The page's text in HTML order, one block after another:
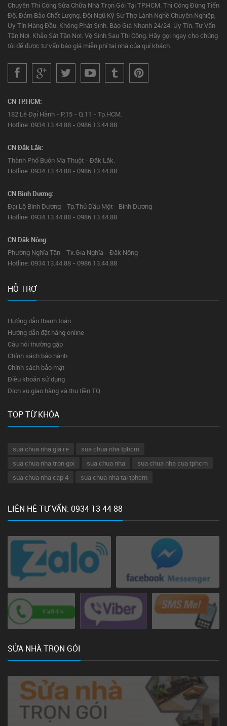
Chuyên Thi Công Sửa Chữa Nhà Trọn Gói Tại TP.HCM. Thi Công Đúng Tiến
Độ. Đảm Bảo Chất Lượng. Đội Ngũ Kỹ Sư Thợ Lành Nghề Chuyên Nghiệp,
Uy Tín Hàng Đầu. Không Phát Sinh. Báo Giá Nhanh 24/24. Uy Tín. Tư Vấn
Tận Nơi. Khảo Sát Tận Nơi. Vệ Sinh Sau Thi Công. Hãy gọi ngay cho chúng
tôi để được tư vấn báo giá miễn phí tại nhà của quí khách.
CN TP.HCM:
182 Lê Đại Hành - P.15 - Q.11 - Tp.HCM.
Hotline: 0934.13.44.88 - 0986.13.44.88
CN Đắk Lắk:
Thành Phố Buôn Ma Thuột - Đắk Lắk.
Hotline: 0934.13.44.88 - 0986.13.44.88
CN Bình Dương:
Đại Lộ Bình Dương - Tp.Thủ Dầu Một - Bình Dương
Hotline: 0934.13.44.88 - 0986.13.44.88
CN Đăk Nông:
Phường Nghĩa Tân - Tx.Gia Nghĩa - Đăk Nông
Hotline: 0934.13.44.88 - 0986.13.44.88
HỖ TRỢ
Hướng dẫn thanh toán
Hướng dẫn đặt hàng online
Câu hỏi thường gặp
Chính sách bảo hành
Chính sách bảo mật
Điều khoản sử dụng
Dịch vụ giao hàng và thu tiền TQ
TOP TỪ KHÓA
sua chua nha gia re
sua chua nha tphcm
sua chua nha tron goi
sua chua nha
sua chua nha cua tphcm
sua chua nha cap 4
sua chua nha tai tphcm
LIÊN HỆ TƯ VẤN: 0934 13 44 88
SỬA NHÀ TRỌN GÓI